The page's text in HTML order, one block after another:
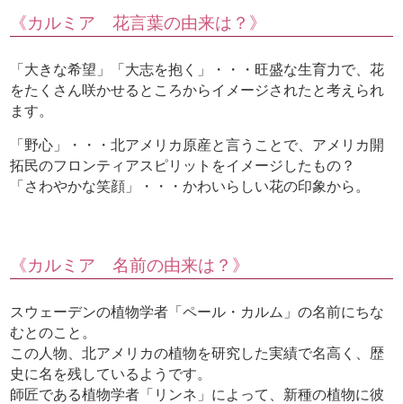
《カルミア 花言葉の由来は？》
「大きな希望」「大志を抱く」・・・旺盛な生育力で、花
をたくさん咲かせるところからイメージされたと考えられ
ます。
「野心」・・・北アメリカ原産と言うことで、アメリカ開
拓民のフロンティアスピリットをイメージしたもの？
「さわやかな笑顔」・・・かわいらしい花の印象から。
《カルミア 名前の由来は？》
スウェーデンの植物学者「ペール・カルム」の名前にちな
むとのこと。
この人物、北アメリカの植物を研究した実績で名高く、歴
史に名を残しているようです。
師匠である植物学者「リンネ」によって、新種の植物に彼